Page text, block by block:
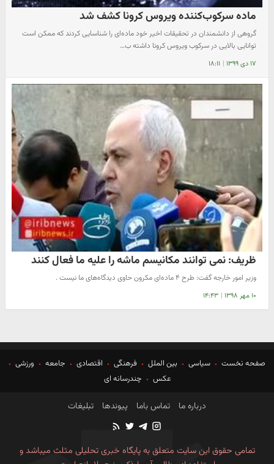
ماده سرکوب‌کننده ویروس کرونا کشف شد
گروهی از دانشمندان در تحقیقات اخیر خود ماده‌ای را شناسایی کردند که ممکن است
توانایی بالایی در سرکوب ویروس کرونا داشته ب…
۱۷ دی ۱۳۹۹ | ۱۸:۱۱
ظریف: نمی توانند مکانیسم ماشه را علیه ما فعال کنند
وزیر امور خارجه گفت: طرح ۴ ماده‌ای مکرون حاوی دیدگاه‌های ما نیست .
۱۰ مهر ۱۳۹۸ | ۱۴:۴۳
صفحه نخست سیاسی بین الملل فرهنگی اقتصادی جامعه
ورزشی
عکس
چندرسانه ای
درباره ما تماس باما پیوندها تبلیغات
تمامی حقوق این سایت متعلق به پایگاه خبری تحلیلی مثلث میباشد و